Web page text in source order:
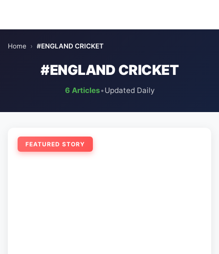
Home › #ENGLAND CRICKET
#ENGLAND CRICKET
6 Articles•Updated Daily
FEATURED STORY